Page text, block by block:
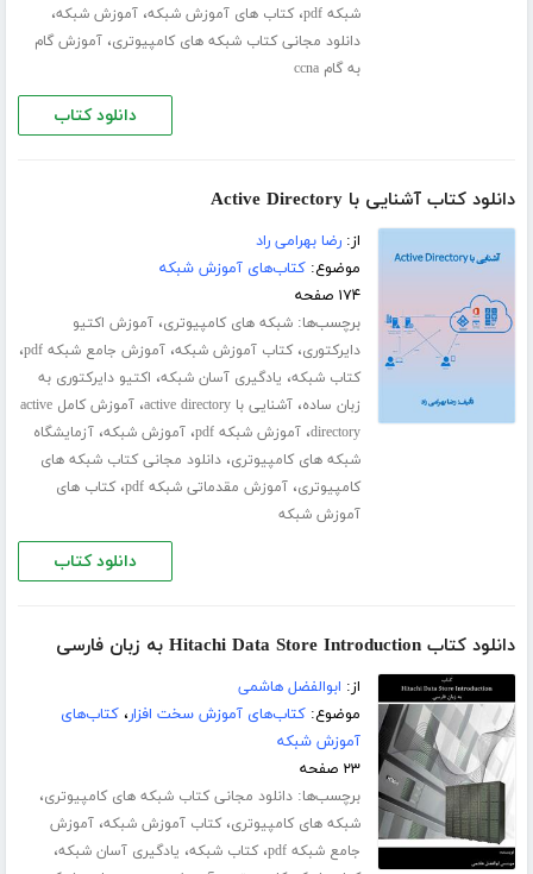
شبکه pdf
،کتاب های آموزش شبکه،آموزش شبکه،
دانلود مجانی کتاب شبکه های کامپیوتری،آموزش گام
به گام ccna
دانلود کتاب
دانلود کتاب آشنایی با Active Directory
از:رضا بهرامی راد
موضوع:کتاب‌های آموزش شبکه
۱۷۴ صفحه
برچسب‌ها:شبکه های کامپیوتری،آموزش اکتیو
دایرکتوری،کتاب آموزش شبکه،آموزش جامع شبکه pdf ،
کتاب شبکه، یادگیری آسان شبکه، اکتیو دایرکتوری به
زبان ساده،آشنایی با active directory ،
آموزش کامل active
directory،آموزش شبکه pdf ،آموزش شبکه،آزمایشگاه
شبکه های کامپیوتری،دانلود مجانی کتاب شبکه های
کامپیوتری،آموزش مقدماتی شبکه pdf ،کتاب های
آموزش شبکه
دانلود کتاب
دانلود کتاب Hitachi Data Store Introduction به زبان فارسی
از: ابوالفضل هاشمی
موضوع:کتاب‌های آموزش سخت افزار،کتاب‌های
آموزش شبکه
۲۳ صفحه
برچسب‌ها:دانلود مجانی کتاب شبکه های کامپیوتری،
شبکه های کامپیوتری،کتاب آموزش شبکه،آموزش
جامع شبکه pdf
،کتاب شبکه، یادگیری آسان شبکه،